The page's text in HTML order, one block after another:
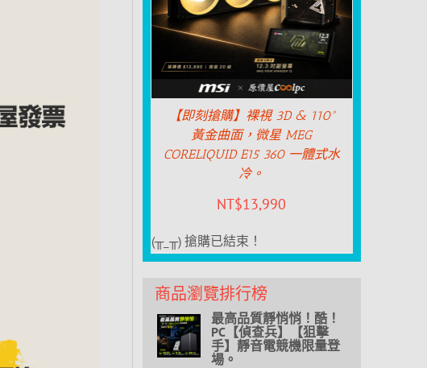
【即刻搶購】裸視 3D & 110°
黃金曲面，微星 MEG
CORELIQUID E15 360 一體式水
冷。
NT$13,990
(╥_╥) 搶購已結束！
商品瀏覽排行榜
最高品質靜悄悄！酷！
PC【偵查兵】【狙擊
手】靜音電競機限量登
場。